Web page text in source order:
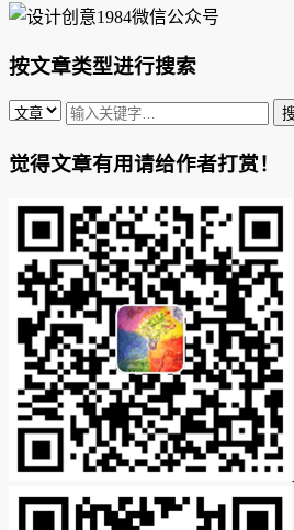
按文章类型进行搜索
觉得文章有用请给作者打赏！